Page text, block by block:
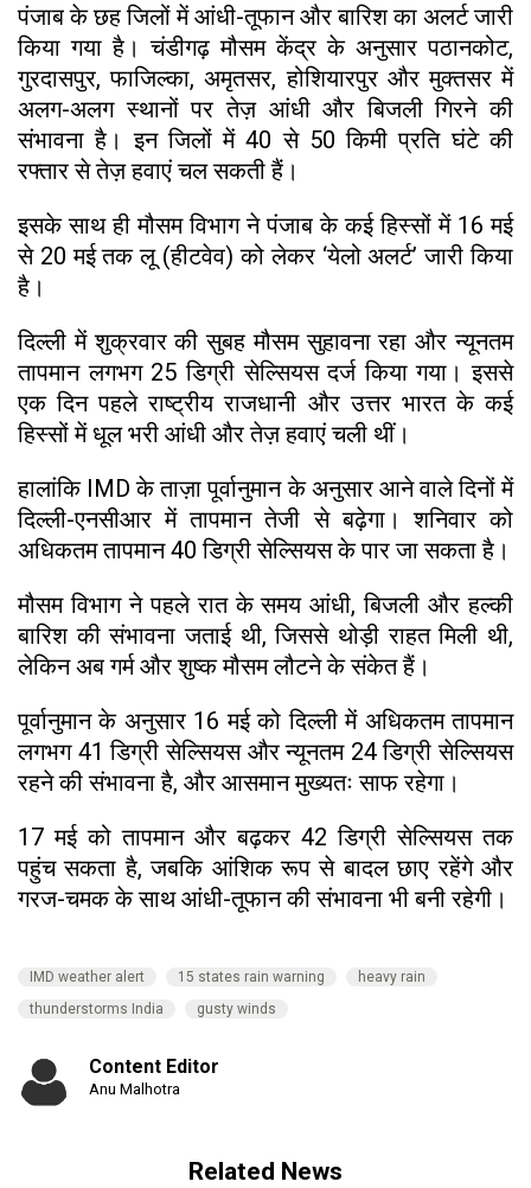
पंजाब के छह जिलों में आंधी-तूफान और बारिश का अलर्ट जारी
किया गया है। चंडीगढ़ मौसम केंद्र के अनुसार पठानकोट,
गुरदासपुर, फाजिल्का, अमृतसर, होशियारपुर और मुक्तसर में
अलग-अलग स्थानों पर तेज़ आंधी और बिजली गिरने की
संभावना है। इन जिलों में 40 से 50 किमी प्रति घंटे की
रफ्तार से तेज़ हवाएं चल सकती हैं।
इसके साथ ही मौसम विभाग ने पंजाब के कई हिस्सों में 16 मई
से 20 मई तक लू (हीटवेव) को लेकर ‘येलो अलर्ट’ जारी किया
है।
दिल्ली में शुक्रवार की सुबह मौसम सुहावना रहा और न्यूनतम
तापमान लगभग 25 डिग्री सेल्सियस दर्ज किया गया। इससे
एक दिन पहले राष्ट्रीय राजधानी और उत्तर भारत के कई
हिस्सों में धूल भरी आंधी और तेज़ हवाएं चली थीं।
हालांकि IMD के ताज़ा पूर्वानुमान के अनुसार आने वाले दिनों में
दिल्ली-एनसीआर में तापमान तेजी से बढ़ेगा। शनिवार को
अधिकतम तापमान 40 डिग्री सेल्सियस के पार जा सकता है।
मौसम विभाग ने पहले रात के समय आंधी, बिजली और हल्की
बारिश की संभावना जताई थी, जिससे थोड़ी राहत मिली थी,
लेकिन अब गर्म और शुष्क मौसम लौटने के संकेत हैं।
पूर्वानुमान के अनुसार 16 मई को दिल्ली में अधिकतम तापमान
लगभग 41 डिग्री सेल्सियस और न्यूनतम 24 डिग्री सेल्सियस
रहने की संभावना है, और आसमान मुख्यतः साफ रहेगा।
17 मई को तापमान और बढ़कर 42 डिग्री सेल्सियस तक
पहुंच सकता है, जबकि आंशिक रूप से बादल छाए रहेंगे और
गरज-चमक के साथ आंधी-तूफान की संभावना भी बनी रहेगी।
IMD weather alert 15 states rain warning
heavy rain
thunderstorms India
gusty winds
Content Editor
Anu Malhotra
Related News